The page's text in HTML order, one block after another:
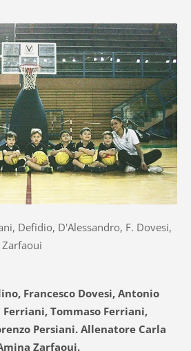
Defidio, D'Alessandro, F. Dovesi,
Francesco Dovesi, Antonio
Tommaso Ferriani,
Persiani. Allenatore Carla
Zarfaoui.